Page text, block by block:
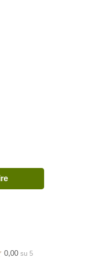
0,00 su 5